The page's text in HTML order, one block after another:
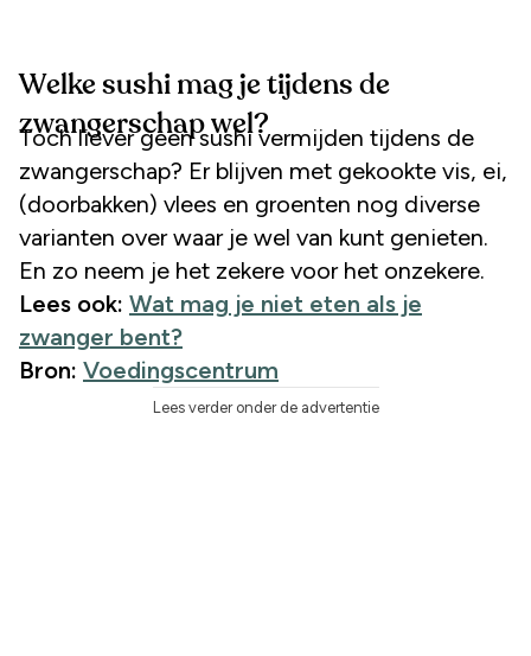
Welke sushi mag je tijdens de
zwangerschap wel?
Toch liever geen sushi vermijden tijdens de
zwangerschap? Er blijven met gekookte vis, ei,
(doorbakken) vlees en groenten nog diverse
varianten over waar je wel van kunt genieten.
En zo neem je het zekere voor het onzekere.
Lees ook: Wat mag je niet eten als je
zwanger bent?
Bron: Voedingscentrum
Lees verder onder de advertentie